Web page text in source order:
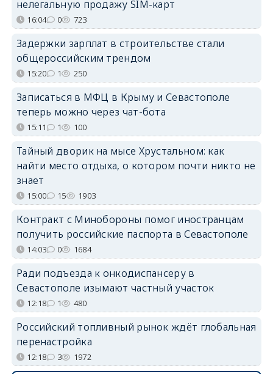
нелегальную продажу SIM-карт
16:04 0 723
Задержки зарплат в строительстве стали
общероссийским трендом
15:20 1 250
Записаться в МФЦ в Крыму и Севастополе
теперь можно через чат-бота
15:11 1 100
Тайный дворик на мысе Хрустальном: как
найти место отдыха, о котором почти никто не
знает
15:00 15 1903
Контракт с Минобороны помог иностранцам
получить российские паспорта в Севастополе
14:03 0 1684
Ради подъезда к онкодиспансеру в
Севастополе изымают частный участок
12:18 1 480
Российский топливный рынок ждёт глобальная
перенастройка
12:18 3 1972